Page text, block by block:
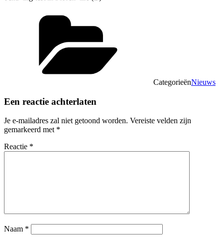
CategorieënNieuws
Een reactie achterlaten
Je e-mailadres zal niet getoond worden. Vereiste velden zijn
gemarkeerd met *
Reactie *
Naam *